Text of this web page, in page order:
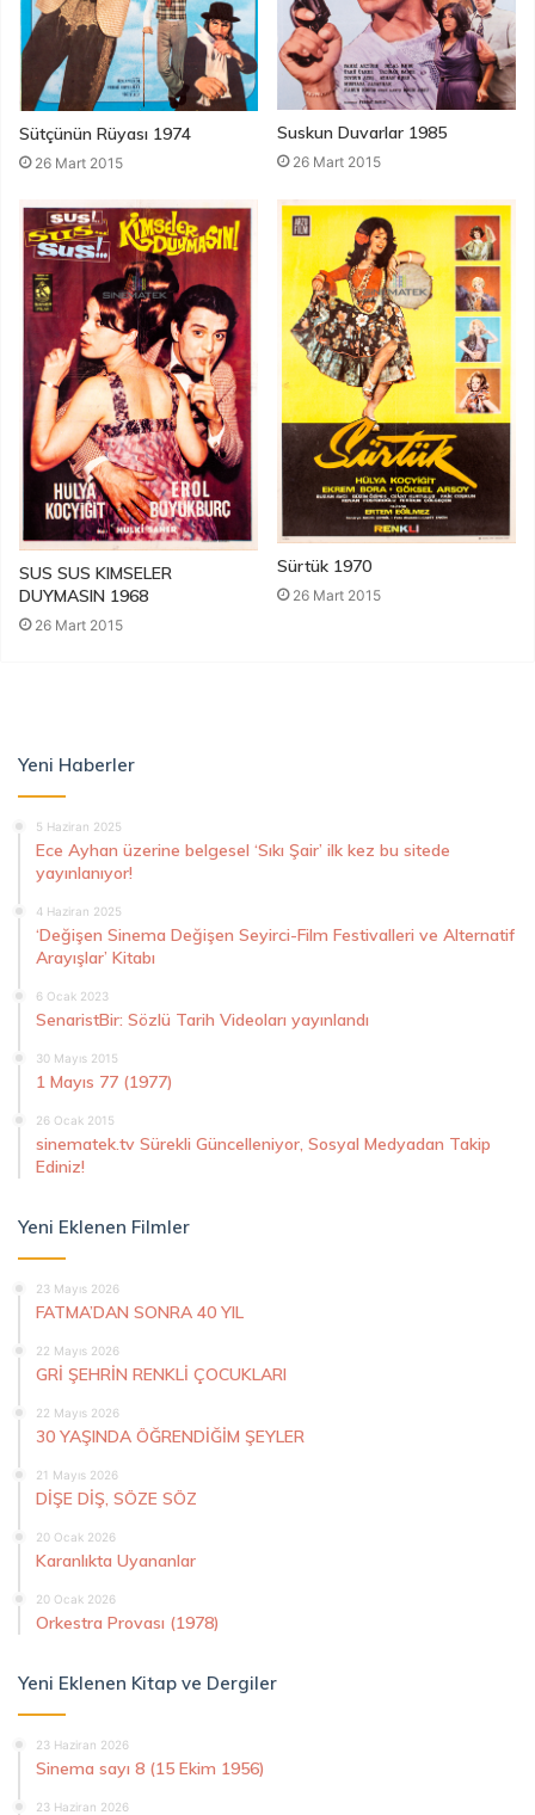
Sütçünün Rüyası 1974
26 Mart 2015
Suskun Duvarlar 1985
26 Mart 2015
SUS SUS KIMSELER
DUYMASIN 1968
26 Mart 2015
Sürtük 1970
26 Mart 2015
Yeni Haberler
5 Haziran 2025
Ece Ayhan üzerine belgesel ‘Sıkı Şair’ ilk kez bu sitede
yayınlanıyor!
4 Haziran 2025
‘Değişen Sinema Değişen Seyirci-Film Festivalleri ve Alternatif
Arayışlar’ Kitabı
6 Ocak 2023
SenaristBir: Sözlü Tarih Videoları yayınlandı
30 Mayıs 2015
1 Mayıs 77 (1977)
26 Ocak 2015
sinematek.tv Sürekli Güncelleniyor, Sosyal Medyadan Takip
Ediniz!
Yeni Eklenen Filmler
23 Mayıs 2026
FATMA’DAN SONRA 40 YIL
22 Mayıs 2026
GRİ ŞEHRİN RENKLİ ÇOCUKLARI
22 Mayıs 2026
30 YAŞINDA ÖĞRENDİĞİM ŞEYLER
21 Mayıs 2026
DİŞE DİŞ, SÖZE SÖZ
20 Ocak 2026
Karanlıkta Uyananlar
20 Ocak 2026
Orkestra Provası (1978)
Yeni Eklenen Kitap ve Dergiler
23 Haziran 2026
Sinema sayı 8 (15 Ekim 1956)
23 Haziran 2026